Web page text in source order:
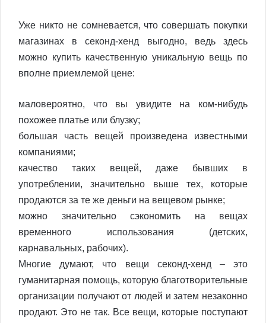
Уже никто не сомневается, что совершать покупки
магазинах в секонд-хенд выгодно, ведь здесь
можно купить качественную уникальную вещь по
вполне приемлемой цене:
маловероятно, что вы увидите на ком-нибудь
похожее платье или блузку;
большая часть вещей произведена известными
компаниями;
качество таких вещей, даже бывших в
употреблении, значительно выше тех, которые
продаются за те же деньги на вещевом рынке;
можно значительно сэкономить на вещах
временного использования (детских,
карнавальных, рабочих).
Многие думают, что вещи секонд-хенд – это
гуманитарная помощь, которую благотворительные
организации получают от людей и затем незаконно
продают. Это не так. Все вещи, которые поступают